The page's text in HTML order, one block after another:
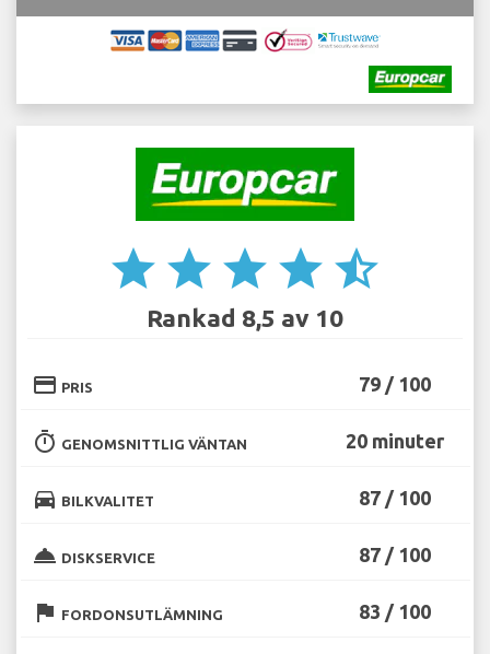
star star star star star_half
Rankad 8,5 av 10
credit_card PRIS 79 / 100
timer GENOMSNITTLIG VÄNTAN 20 minuter
directions_car BILKVALITET 87 / 100
room_service DISKSERVICE 87 / 100
flag FORDONSUTLÄMNING 83 / 100